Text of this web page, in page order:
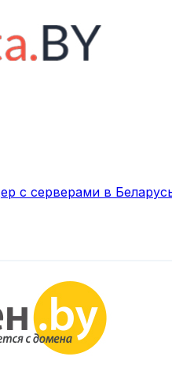
с серверами в